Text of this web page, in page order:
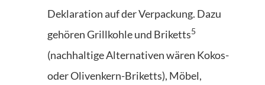
Deklaration auf der Verpackung. Dazu
gehören Grillkohle und Briketts5
(nachhaltige Alternativen wären Kokos-
oder Olivenkern-Briketts), Möbel,